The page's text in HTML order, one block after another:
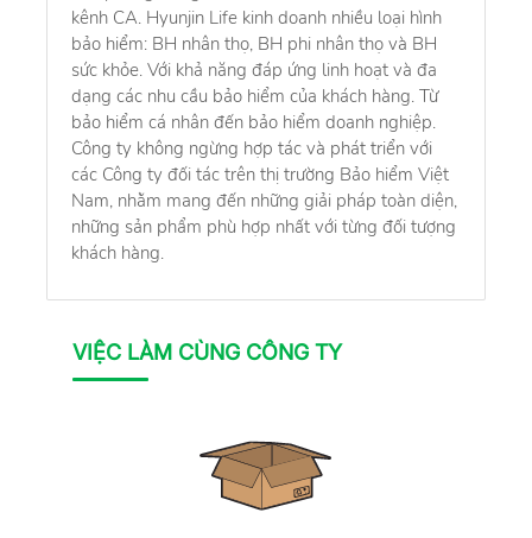
kênh CA. Hyunjin Life kinh doanh nhiều loại hình
bảo hiểm: BH nhân thọ, BH phi nhân thọ và BH
sức khỏe. Với khả năng đáp ứng linh hoạt và đa
dạng các nhu cầu bảo hiểm của khách hàng. Từ
bảo hiểm cá nhân đến bảo hiểm doanh nghiệp.
Công ty không ngừng hợp tác và phát triển với
các Công ty đối tác trên thị trường Bảo hiểm Việt
Nam, nhằm mang đến những giải pháp toàn diện,
những sản phẩm phù hợp nhất với từng đối tượng
khách hàng.
VIỆC LÀM CÙNG CÔNG TY